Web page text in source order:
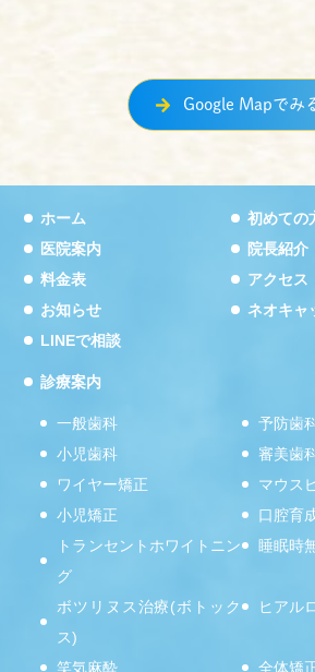
Google Mapでみ
ホーム
初めての
医院案内
院長紹介
料金表
アクセス
お知らせ
ネオキャ
LINEで相談
診療案内
一般歯科
予防歯
小児歯科
審美歯
ワイヤー矯正
マウス
小児矯正
口腔育
トランセントホワイトニン
グ
睡眠時
ボツリヌス治療(ボトック
ス)
ヒアル
笑気麻酔 全体矯